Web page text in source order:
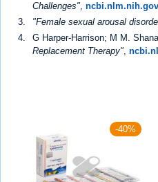
Challenges", ncbi.nlm.nih.gov
"Female sexual arousal
G Harper-Harrison; M M.
Replacement Therapy",
-40%